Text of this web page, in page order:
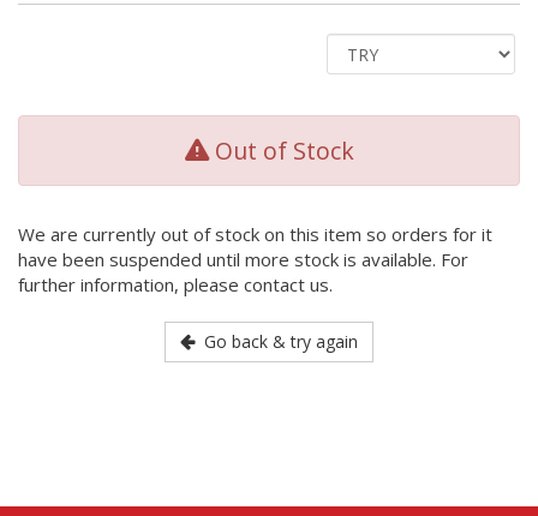
Out of Stock
We are currently out of stock on this item so orders for it
have been suspended until more stock is available. For
further information, please contact us.
Go back & try again